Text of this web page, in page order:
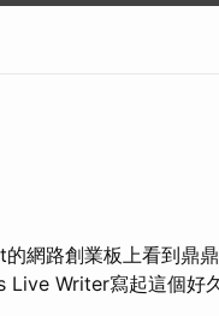
網路創業板上看到鼎
Writer寫起這個好